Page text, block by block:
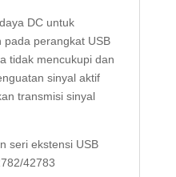
DC untuk
pada perangkat USB
tidak mencukupi dan
sinyal aktif
transmisi sinyal
seri ekstensi USB
42783